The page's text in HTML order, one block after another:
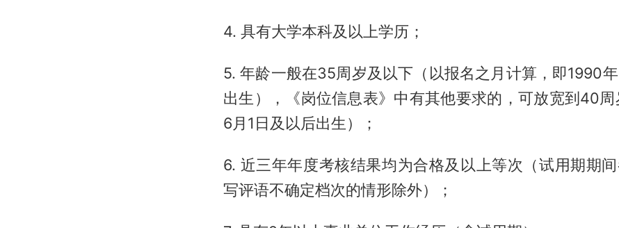
4. 具有大学本科及以上学历；
5. 年龄一般在35周岁及以下（以报名之月计算，即1990
出生），《岗位信息表》中有其他要求的，可放宽到40
6月1日及以后出生）；
6. 近三年年度考核结果均为合格及以上等次（试用期期
写评语不确定档次的情形除外）；